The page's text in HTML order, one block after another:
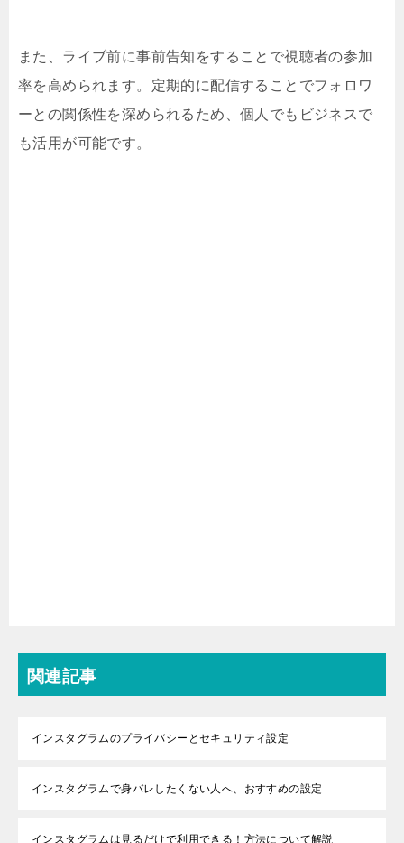
また、ライブ前に事前告知をすることで視聴者の参加
率を高められます。定期的に配信することでフォロワ
ーとの関係性を深められるため、個人でもビジネスで
も活用が可能です。
関連記事
インスタグラムのプライバシーとセキュリティ設定
インスタグラムで身バレしたくない人へ、おすすめの設定
インスタグラムは見るだけで利用できる！方法について解説